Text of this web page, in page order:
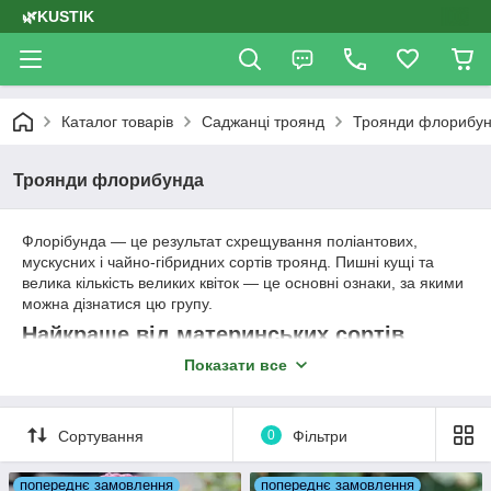
🌿KUSTIK
Каталог товарів Саджанці троянд Троянди
Троянди флорибунда
Флорібунда — це результат схрещування поліантових,
мускусних і чайно-гібридних сортів троянд. Пишні кущі та
велика кількість великих квіток — це основні ознаки, за якими
можна дізнатися цю групу.
Найкраще від материнських сортів
Саджанці троянди флорібунда взяли від своїх батьків
успішно протистояти захворюванням і впливу
Показати все
Сортування 0 Фільтри
попереднє замовлення попереднє замовлення